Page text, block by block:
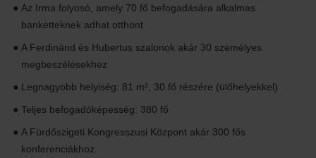
Az Irma folyosó, amely 70 fő befogadására alkalmas
banketteknek adhat otthont
A Ferdinánd és Hubertus szalonok akár 30 személyes
megbeszélésekhez
Legnagyobb helyiség: 81 m², 30 fő részére (ülőhelyekkel)
Teljes befogadóképesség: 380 fő
A Fürdőszigeti Kongresszusi Központ akár 300 fős
konferenciákhoz.